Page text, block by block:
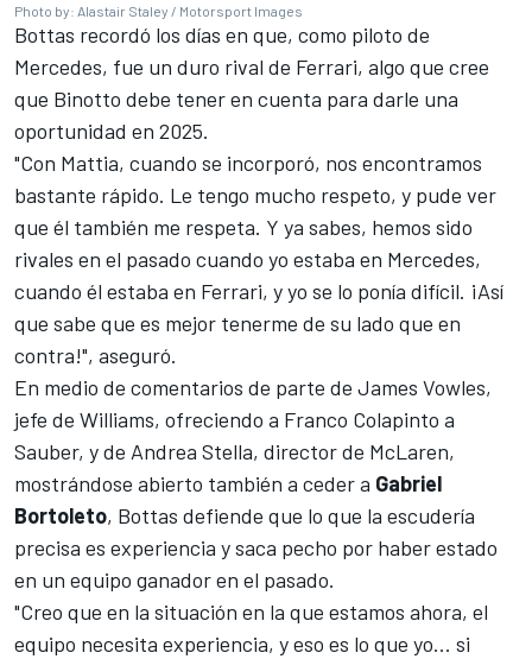
Photo by: Alastair Staley / Motorsport Images
Bottas recordó los días en que, como piloto de
Mercedes, fue un duro rival de Ferrari, algo que cree
que Binotto debe tener en cuenta para darle una
oportunidad en 2025.
"Con Mattia, cuando se incorporó, nos encontramos
bastante rápido. Le tengo mucho respeto, y pude ver
que él también me respeta. Y ya sabes, hemos sido
rivales en el pasado cuando yo estaba en Mercedes,
cuando él estaba en Ferrari, y yo se lo ponía difícil. ¡Así
que sabe que es mejor tenerme de su lado que en
contra!", aseguró.
En medio de comentarios de parte de James Vowles,
jefe de Williams, ofreciendo a Franco Colapinto a
Sauber, y de Andrea Stella, director de McLaren,
mostrándose abierto también a ceder a Gabriel
Bortoleto, Bottas defiende que lo que la escudería
precisa es experiencia y saca pecho por haber estado
en un equipo ganador en el pasado.
"Creo que en la situación en la que estamos ahora, el
equipo necesita experiencia, y eso es lo que yo... si